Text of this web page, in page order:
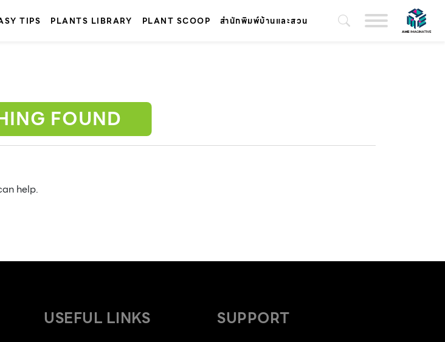
TIPS PLANTS LIBRARY PLANT SCOOP สำนักพิมพ์บ้านและสวน
FOUND
help.
USEFUL LINKS SUPPORT